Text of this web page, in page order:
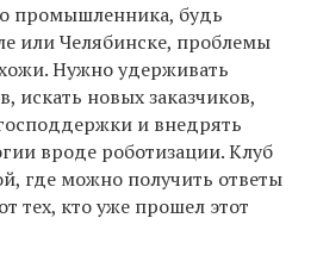
промышленника, будь
или Челябинске, проблемы
Нужно удерживать
искать новых заказчиков,
и внедрять
вроде роботизации. Клуб
где можно получить ответы
тех, кто уже прошел этот